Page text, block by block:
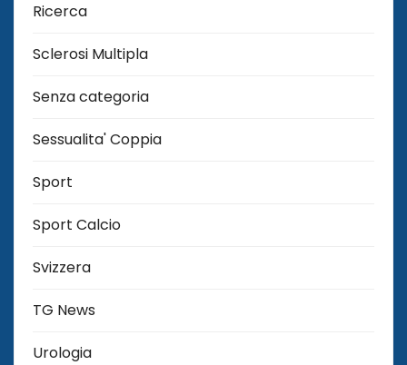
Ricerca
Sclerosi Multipla
Senza categoria
Sessualita' Coppia
Sport
Sport Calcio
Svizzera
TG News
Urologia